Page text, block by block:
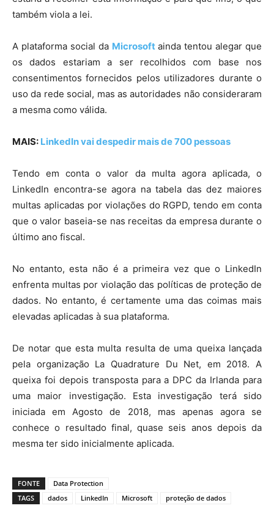
também viola a lei.
A plataforma social da Microsoftainda tentou alegar que
os dados estariam a ser recolhidos com base nos
consentimentos fornecidos pelos utilizadores durante o
uso da rede social, mas as autoridades não consideraram
a mesma como válida.
MAIS: LinkedIn vai despedir mais de 700 pessoas
Tendo em conta o valor da multa agora aplicada, o
LinkedIn encontra-se agora na tabela das dez maiores
multas aplicadas por violações do RGPD, tendo em conta
que o valor baseia-se nas receitas da empresa durante o
último ano fiscal.
No entanto, esta não é a primeira vez que o LinkedIn
enfrenta multas por violação das políticas de proteção de
dados. No entanto, é certamente uma das coimas mais
elevadas aplicadas à sua plataforma.
De notar que esta multa resulta de uma queixa lançada
pela organização La Quadrature Du Net, em 2018. A
queixa foi depois transposta para a DPC da Irlanda para
uma maior investigação. Esta investigação terá sido
iniciada em Agosto de 2018, mas apenas agora se
conhece o resultado final, quase seis anos depois da
mesma ter sido inicialmente aplicada.
FONTE
Data Protection
TAGS
dados LinkedIn Microsoft proteção de dados